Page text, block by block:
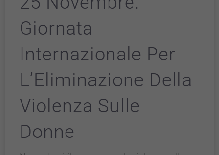
Giornata
Internazionale Per
L’Eliminazione Della
Violenza Sulle
Donne